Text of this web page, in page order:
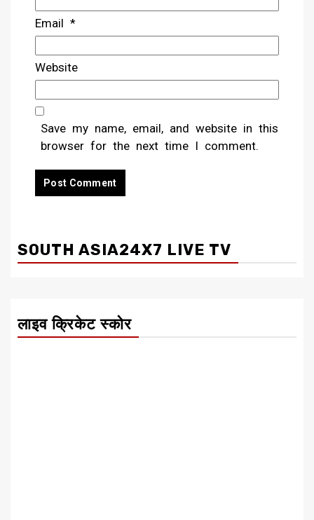
Email *
Website
Save my name, email, and website in this
browser for the next time I comment.
SOUTH ASIA24X7 LIVE TV
लाइव क्रिकेट स्कोर